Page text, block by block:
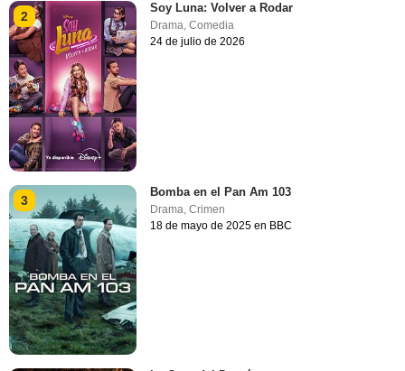
2
Soy Luna: Volver a Rodar
Drama,Comedia
24 de julio de 2026
3
Bomba en el Pan Am 103
Drama ,Crimen
18 de mayo de 2025 en BBC